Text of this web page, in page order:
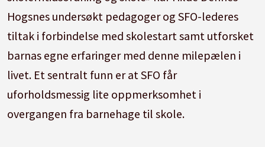
Hogsnes undersøkt pedagoger og SFO-lederes
tiltak i forbindelse med skolestart samt utforsket
barnas egne erfaringer med denne milepælen i
livet. Et sentralt funn er at SFO får
uforholdsmessig lite oppmerksomhet i
overgangen fra barnehage til skole.